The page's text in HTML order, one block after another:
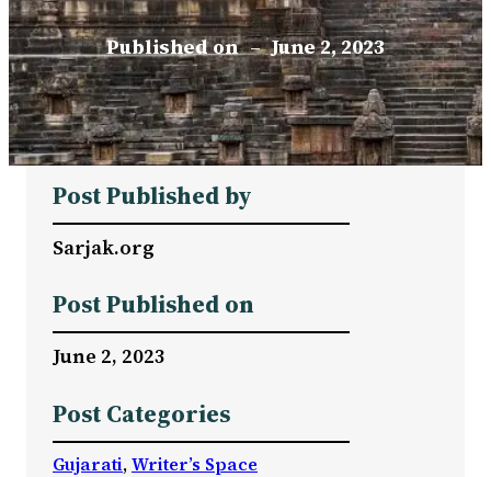
Published on – June 2, 2023
Post Published by
Sarjak.org
Post Published on
June 2, 2023
Post Categories
Gujarati, Writer’s Space